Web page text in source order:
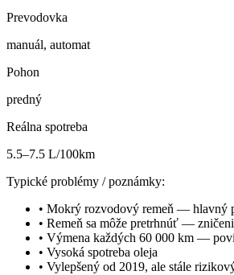
Prevodovka
manuál, automat
Pohon
predný
Reálna spotreba
5.5–7.5 L/100km
Typické problémy / poznámky:
• Mokrý rozvodový remeň — hlavný
• Remeň sa môže pretrhnúť —
• Výmena každých 60 000 km —
• Vysoká spotreba oleja
• Vylepšený od 2019, ale stále